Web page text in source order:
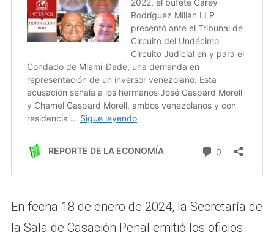
En fecha 18 de enero de 2024, la Secretaría de
la Sala de Casación Penal emitió los oficios